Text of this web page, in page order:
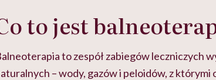
to jest
to zespół zabiegów leczniczych
– wody, gazów i peloidów, z